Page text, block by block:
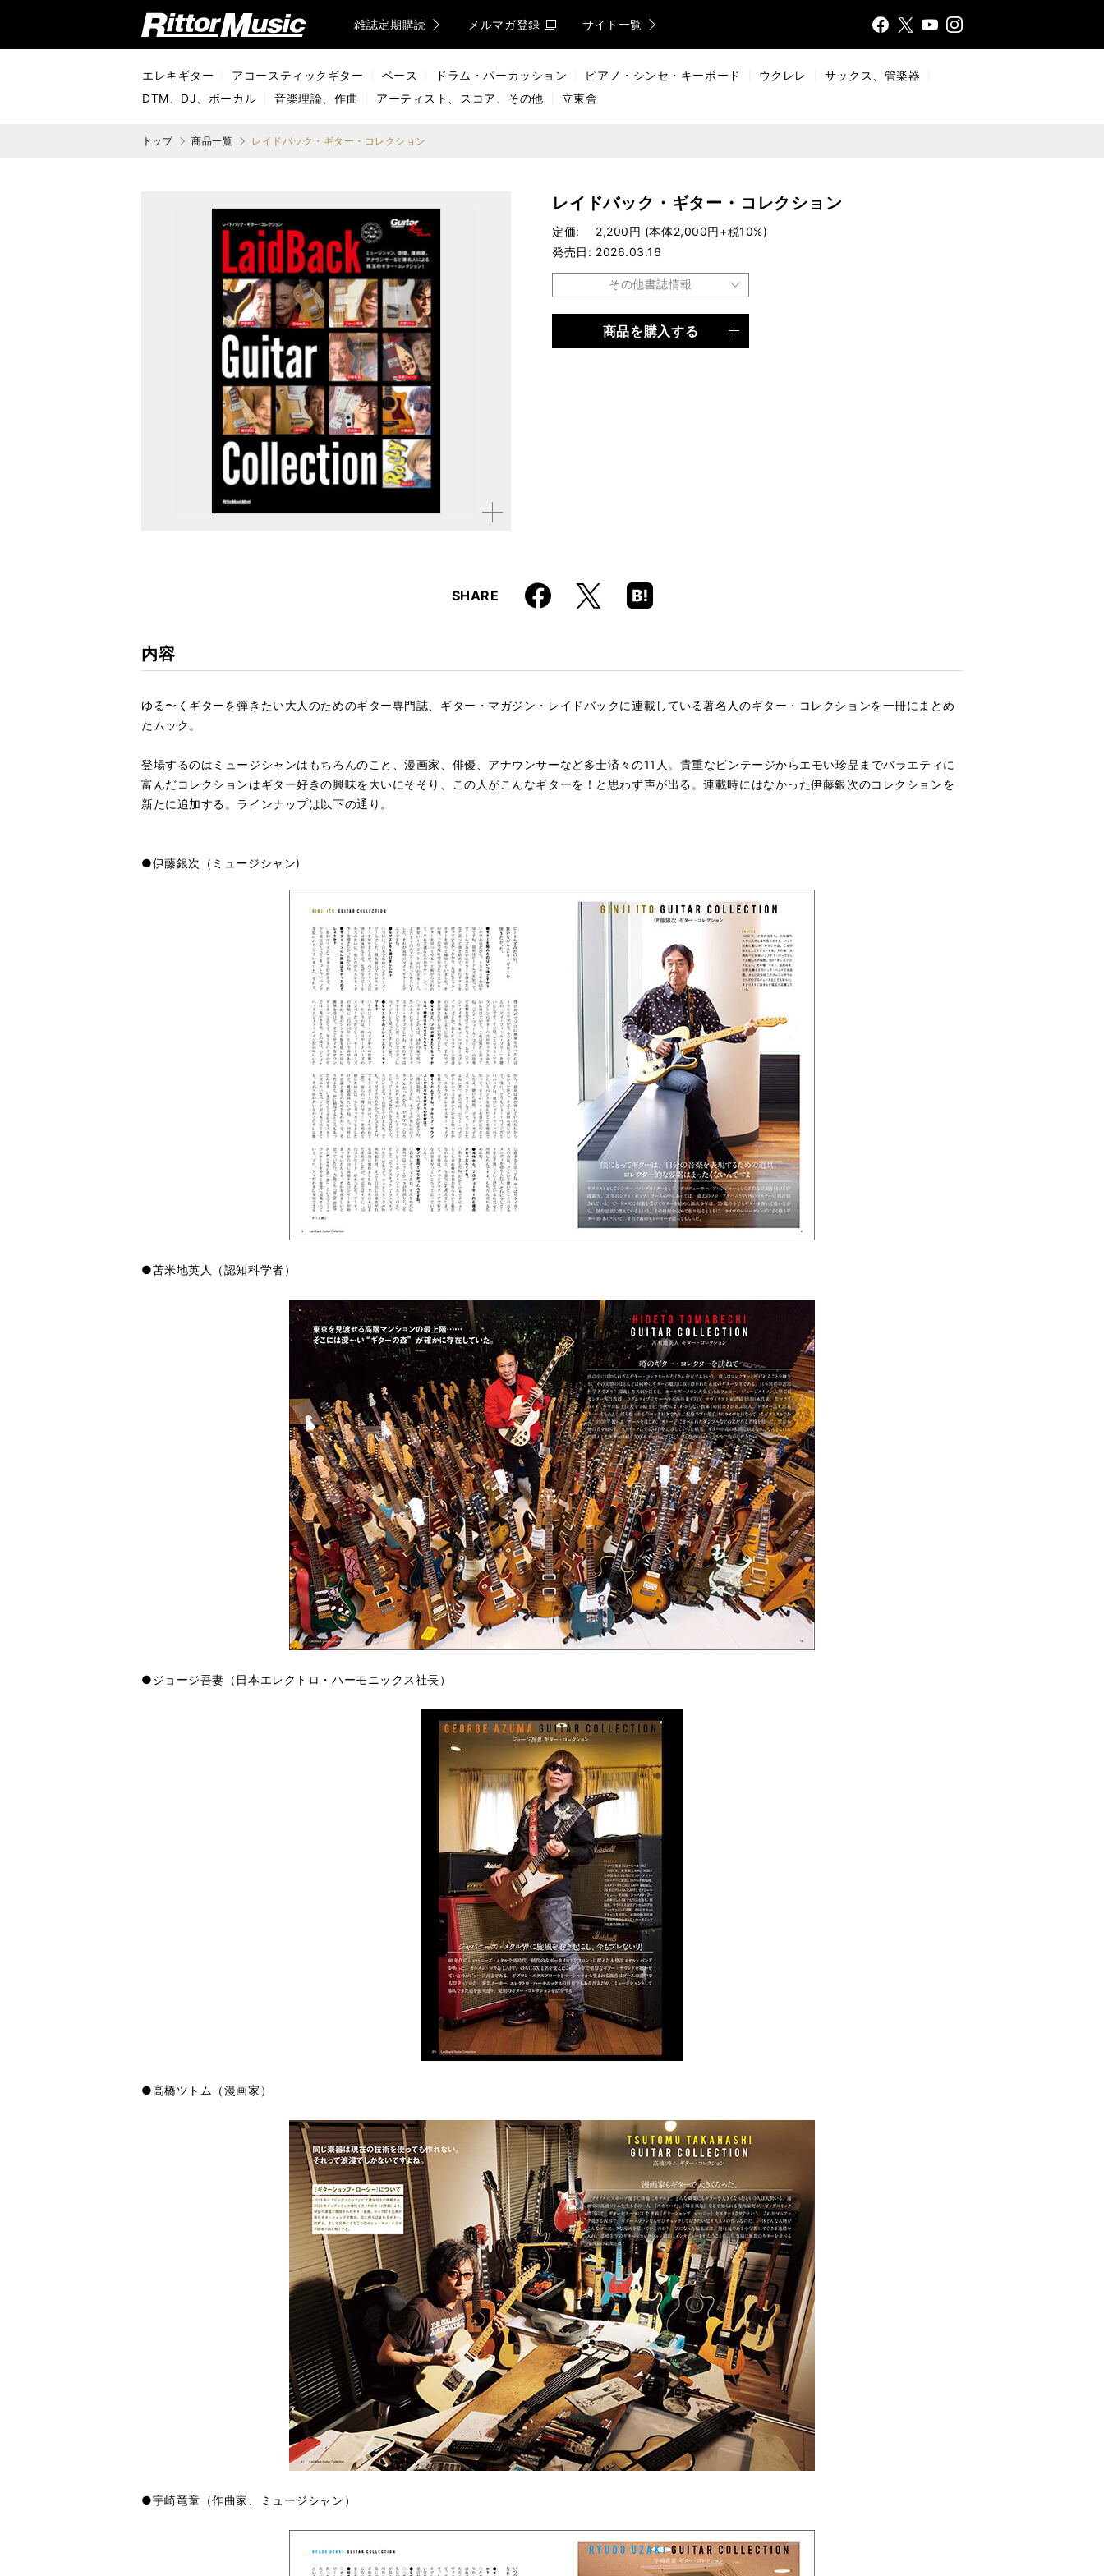
リットーミュージック (Rittor Music) 雑誌定期購読 メルマガ登録 サイト一覧
FaceX
YouTInsta
エレキギター アコースティックギター ベース ドラム・パーカッション ピアノ・シンセ・キーボード ウクレレ
サックス、管楽器
DTM、DJ、ボーカル
音楽理論、作曲 アーティスト、スコア、その他 立東舎
トップ 商品一覧 レイドバック・ギター・コレクション
拡大す
レイドバック・ギター・コレクション
定価
2,200円 (本体2,000円+税10%)
発売日
2026.03.16
その他書誌情報
ムック
商品を購入する
SHARE Faceboo
k
X
Hatena
Boo
内容
ゆる〜くギターを弾きたい大人のためのギター専門誌、ギター・マガジン・レイドバックに連載している著名人のギター・コレクションを一冊にまとめ
たムック。
登場するのはミュージシャンはもちろんのこと、漫画家、俳優、アナウンサーなど多士済々の11人。貴重なビンテージからエモい珍品までバラエティに
富んだコレクションはギター好きの興味を大いにそそり、この人がこんなギターを！と思わず声が出る。連載時にはなかった伊藤銀次のコレクションを
新たに追加する。ラインナップは以下の通り。
●伊藤銀次（ミュージシャン)
●苫米地英人（認知科学者）
●ジョージ吾妻（日本エレクトロ・ハーモニックス社長）
●高橋ツトム（漫画家）
●宇崎竜童（作曲家、ミュージシャン）